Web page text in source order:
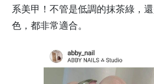
系美甲！不管是低調的抹茶綠，
色，都非常適合。